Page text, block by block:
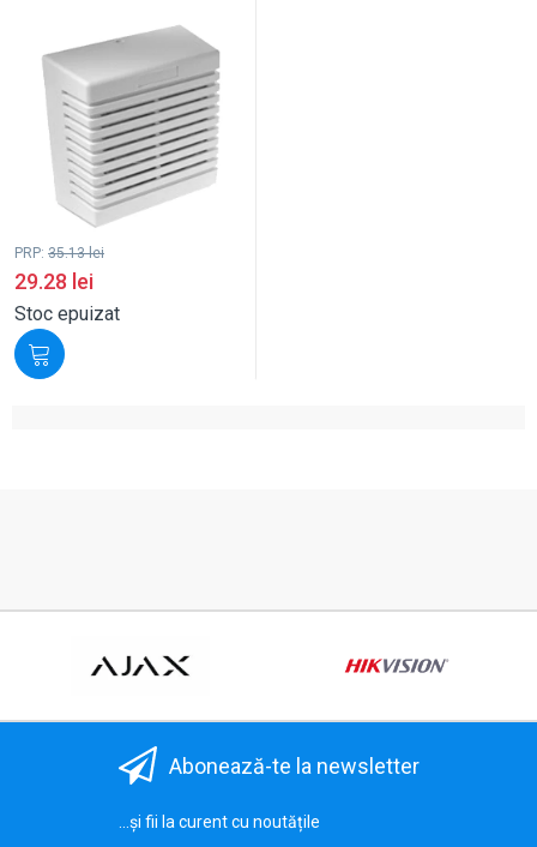
PRP: 35.13lei
29.28 lei
Stoc epuizat
Abonează-te la newsletter
...și fii la curent cu noutățile